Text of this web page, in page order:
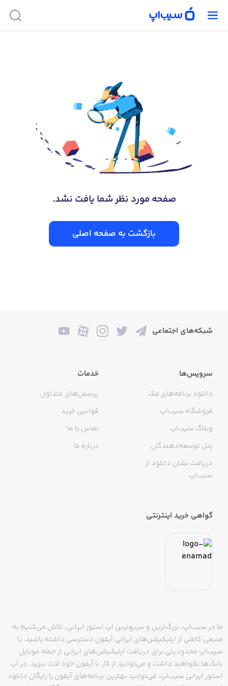
صفحه‌ مورد نظر شما یافت نشد.
بازگشت به صفحه اصلی
شبکه‌های اجتماعی
سرویس‌ها
دانلود برنامه‌های مک
فروشگاه سیب‌اپ
وبلاگ سیب‌اپ
پنل توسعه‌دهندگان
دریافت نشان دانلود از
سیب‌اپ
خدمات
پرسش‌های متداول
قوانین خرید
تماس با ما
درباره ما
گواهی خرید اینترنتی
ما در سیب‌اپ، بزرگ‌ترین و سریع‌ترین اپ استور ایرانی، تلاش می‌کنیم به
منبعی کاملی از اپلیکیشن‌های ایرانی آیفون دسترسی داشته باشید. با
سیب‌اپ محدودیتی برای دریافت اپلیکیشن‌های ایرانی از جمله موبایل
بانک‌ها نخواهید داشت و می‌توانید از کار با آیفون خود لذت ببرید. در اپ
استور ایرانی سیب‌اپ، می‌توانید بهترین برنامه‌های آیفون را رایگان دانلود